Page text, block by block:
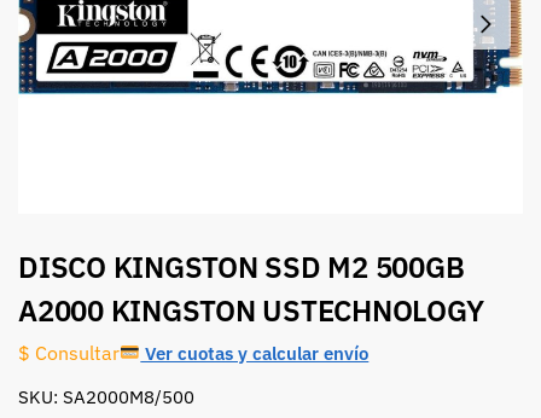
DISCO KINGSTON SSD M2 500GB
A2000 KINGSTON USTECHNOLOGY
$ Consultar Ver cuotas y calcular envío
SKU: SA2000M8/500